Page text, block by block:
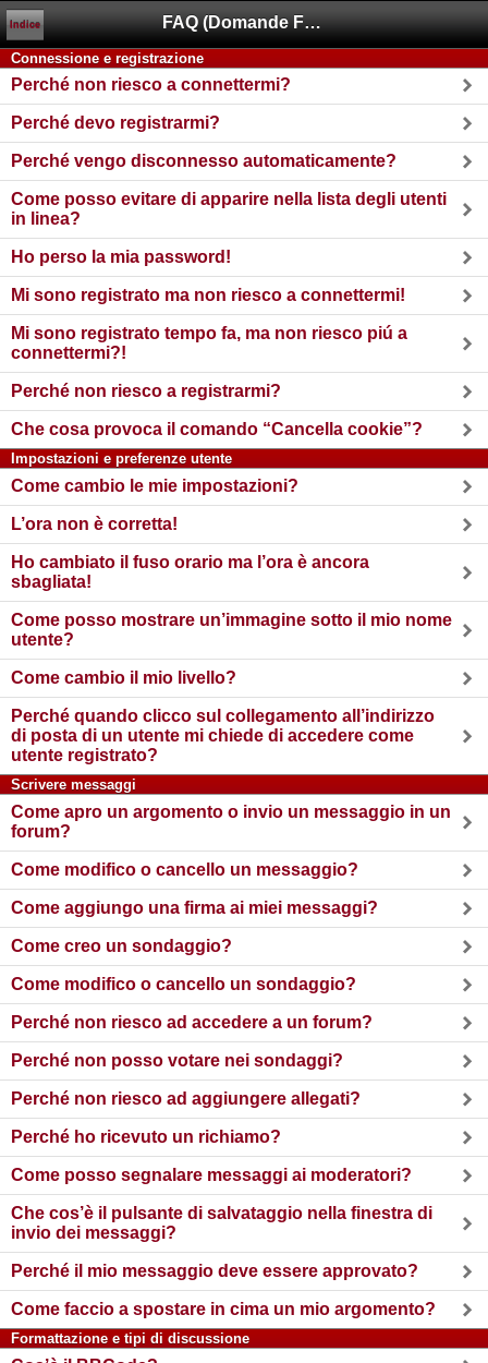
FAQ (Domande Frequenti)
Indice
Connessione e registrazione
Perché non riesco a connettermi?
Perché devo registrarmi?
Perché vengo disconnesso automaticamente?
Come posso evitare di apparire nella lista degli utenti
in linea?
Ho perso la mia password!
Mi sono registrato ma non riesco a connettermi!
Mi sono registrato tempo fa, ma non riesco piú a
connettermi?!
Perché non riesco a registrarmi?
Che cosa provoca il comando “Cancella cookie”?
Impostazioni e preferenze utente
Come cambio le mie impostazioni?
L’ora non è corretta!
Ho cambiato il fuso orario ma l’ora è ancora
sbagliata!
Come posso mostrare un’immagine sotto il mio nome
utente?
Come cambio il mio livello?
Perché quando clicco sul collegamento all’indirizzo
di posta di un utente mi chiede di accedere come
utente registrato?
Scrivere messaggi
Come apro un argomento o invio un messaggio in un
forum?
Come modifico o cancello un messaggio?
Come aggiungo una firma ai miei messaggi?
Come creo un sondaggio?
Come modifico o cancello un sondaggio?
Perché non riesco ad accedere a un forum?
Perché non posso votare nei sondaggi?
Perché non riesco ad aggiungere allegati?
Perché ho ricevuto un richiamo?
Come posso segnalare messaggi ai moderatori?
Che cos’è il pulsante di salvataggio nella finestra di
invio dei messaggi?
Perché il mio messaggio deve essere approvato?
Come faccio a spostare in cima un mio argomento?
Formattazione e tipi di discussione